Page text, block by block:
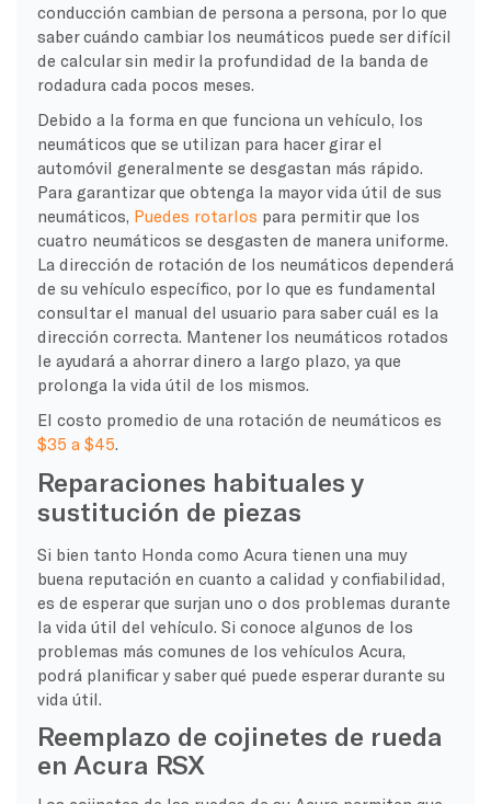
conducción cambian de persona a persona, por lo que
saber cuándo cambiar los neumáticos puede ser difícil
de calcular sin medir la profundidad de la banda de
rodadura cada pocos meses.
Debido a la forma en que funciona un vehículo, los
neumáticos que se utilizan para hacer girar el
automóvil generalmente se desgastan más rápido.
Para garantizar que obtenga la mayor vida útil de sus
neumáticos, Puedes rotarlos para permitir que los
cuatro neumáticos se desgasten de manera uniforme.
La dirección de rotación de los neumáticos dependerá
de su vehículo específico, por lo que es fundamental
consultar el manual del usuario para saber cuál es la
dirección correcta. Mantener los neumáticos rotados
le ayudará a ahorrar dinero a largo plazo, ya que
prolonga la vida útil de los mismos.
El costo promedio de una rotación de neumáticos es
$35 a $45
Reparaciones habituales y
sustitución de piezas
Si bien tanto Honda como Acura tienen una muy
buena reputación en cuanto a calidad y confiabilidad,
es de esperar que surjan uno o dos problemas durante
la vida útil del vehículo. Si conoce algunos de los
problemas más comunes de los vehículos Acura,
podrá planificar y saber qué puede esperar durante su
vida útil.
Reemplazo de cojinetes de rueda
en Acura RSX